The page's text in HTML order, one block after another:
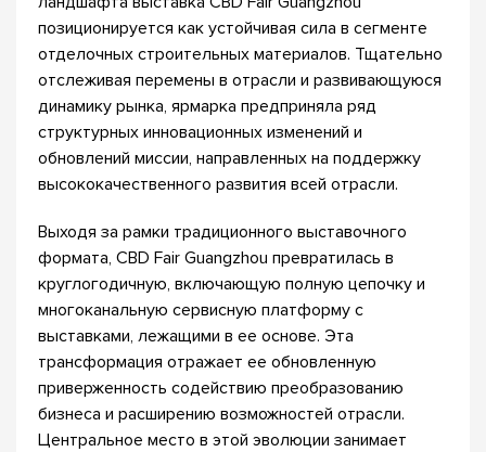
позиционируется как устойчивая сила в сегменте
отделочных строительных материалов. Тщательно
отслеживая перемены в отрасли и развивающуюся
динамику рынка, ярмарка предприняла ряд
структурных инновационных изменений и
обновлений миссии, направленных на поддержку
высококачественного развития всей отрасли.
Выходя за рамки традиционного выставочного
формата, CBD Fair Guangzhou превратилась в
круглогодичную, включающую полную цепочку и
многоканальную сервисную платформу с
выставками, лежащими в ее основе. Эта
трансформация отражает ее обновленную
приверженность содействию преобразованию
бизнеса и расширению возможностей отрасли.
Центральное место в этой эволюции занимает